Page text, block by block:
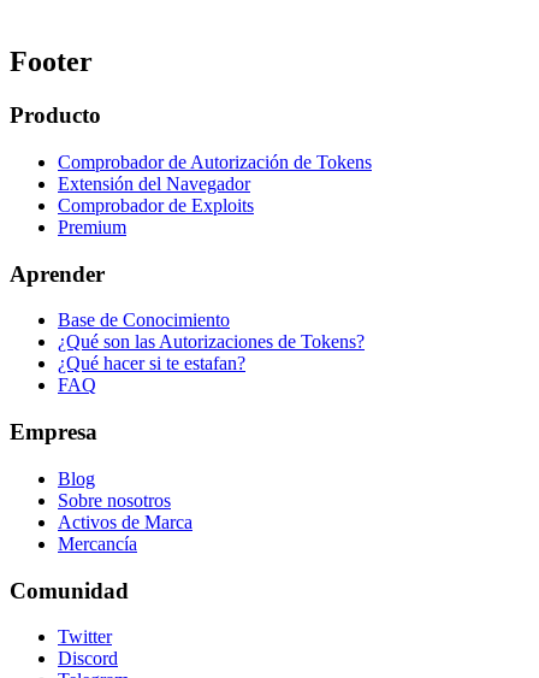
Footer
Producto
Comprobador de Autorización de Tokens
Extensión del Navegador
Comprobador de Exploits
Premium
Aprender
Base de Conocimiento
¿Qué son las Autorizaciones de Tokens?
¿Qué hacer si te estafan?
FAQ
Empresa
Blog
Sobre nosotros
Activos de Marca
Mercancía
Comunidad
Twitter
Discord